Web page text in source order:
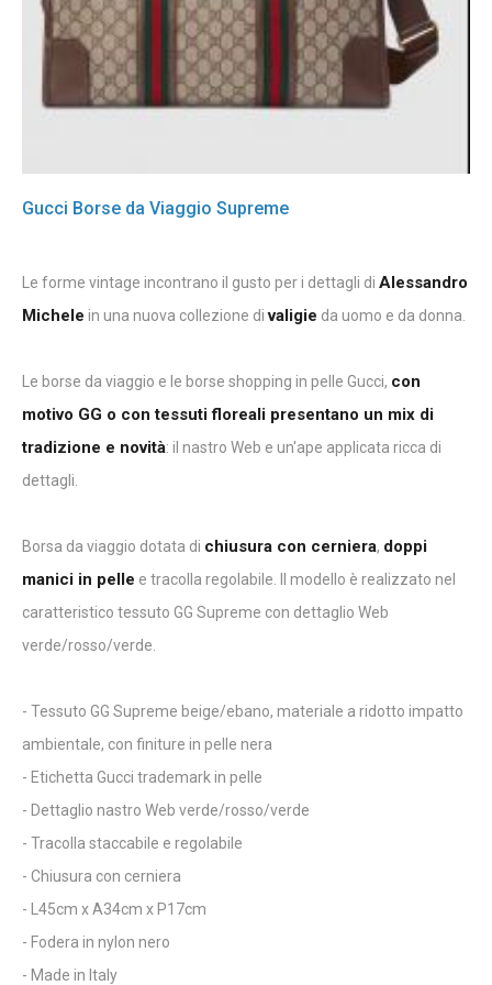
Gucci Borse da Viaggio Supreme
Le forme vintage incontrano il gusto per i dettagli di Alessandro
Michele in una nuova collezione divaligie da uomo e da donna.
Le borse da viaggio e le borse shopping in pelle Gucci, con
motivo GG o con tessuti floreali presentano un mix di
tradizione e novità: il nastro Web e un'ape applicata ricca di
dettagli.
Borsa da viaggio dotata di chiusura con cerniera, doppi
manici in pelle e tracolla regolabile. Il modello è realizzato nel
caratteristico tessuto GG Supreme con dettaglio Web
verde/rosso/verde.
- Tessuto GG Supreme beige/ebano, materiale a ridotto impatto
ambientale, con finiture in pelle nera
- Etichetta Gucci trademark in pelle
- Dettaglio nastro Web verde/rosso/verde
- Tracolla staccabile e regolabile
- Chiusura con cerniera
- L45cm x A34cm x P17cm
- Fodera in nylon nero
- Made in Italy